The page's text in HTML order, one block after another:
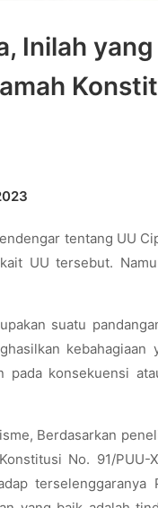
Inilah
tentang UU
UU tersebut.
suatu
pada konsekuensi
Berdasarkan
No. 91/